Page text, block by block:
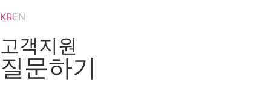
KREN
고객지원
질문하기